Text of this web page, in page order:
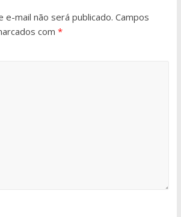
e-mail não será publicado. Campos
com *